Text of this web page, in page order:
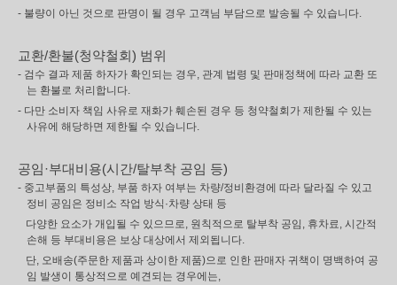
- 불량이 아닌 것으로 판명이 될 경우 고객님 부담으로 발송될 수 있습니다.
교환/환불(청약철회) 범위
- 검수 결과 제품 하자가 확인되는 경우, 관계 법령 및 판매정책에 따라 교환 또
는 환불로 처리합니다.
- 다만 소비자 책임 사유로 재화가 훼손된 경우 등 청약철회가 제한될 수 있는
사유에 해당하면 제한될 수 있습니다.
공임·부대비용(시간/탈부착 공임 등)
- 중고부품의 특성상, 부품 하자 여부는 차량/정비환경에 따라 달라질 수 있고
정비 공임은 정비소 작업 방식·차량 상태 등
다양한 요소가 개입될 수 있으므로, 원칙적으로 탈부착 공임, 휴차료, 시간적
손해 등 부대비용은 보상 대상에서 제외됩니다.
단, 오배송(주문한 제품과 상이한 제품)으로 인한 판매자 귀책이 명백하여 공
임 발생이 통상적으로 예견되는 경우에는,